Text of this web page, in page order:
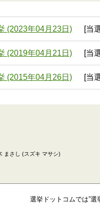
(2023年04月23日) [当
(2019年04月21日) [当
(2015年04月26日) [当
まさし (スズキ マサシ)
選挙ドットコムでは”